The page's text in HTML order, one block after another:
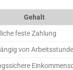
Gehalt
feste Zahlung
von